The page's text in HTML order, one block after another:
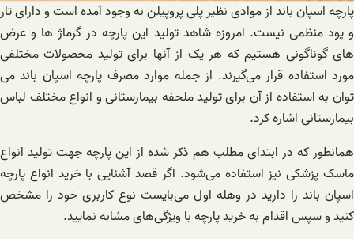
پارچه اسپان باند از موادی نظیر پلی پروپیلن به وجود آمده است و دارای تار
و پود منظمی نیست. امروزه شاهد تولید این پارچه در گرماژ ها و عرض
های گوناگونی هستیم که هر یک از آنها برای تولید محصولات مختلفی
مورد استفاده قرار می‌گیرند. از جمله موارد مصرف پارچه اسپان باند می
توان به استفاده از آن برای تولید ملحفه بیمارستانی و انواع مختلف لباس
بیمارستانی اشاره کرد.
همانطور که در ابتدای مطلب هم ذکر شده از این پارچه جهت تولید انواع
ماسک پزشکی نیز استفاده می‌شود. اگر قصد آشنایی با خرید انواع پارچه
اسپان باند را دارید در وهله اول می‌بایست نوع کاربری خود را مشخص
کنید و سپس اقدام به خرید پارچه با ویژگی‌های مشابه نمایید.